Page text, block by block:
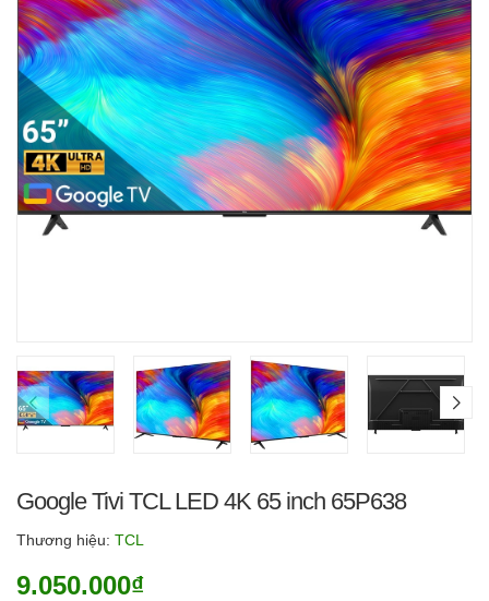
Google Tivi TCL LED 4K 65 inch 65P638
Thương hiệu: TCL
9.050.000₫